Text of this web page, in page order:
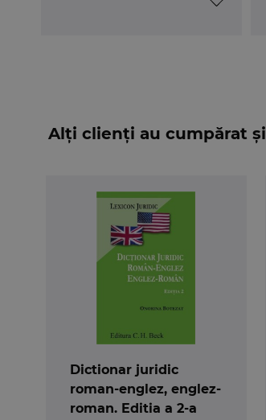
Alți clienți au cumpărat și
Dictionar juridic
roman-englez, englez-
roman. Editia a 2-a